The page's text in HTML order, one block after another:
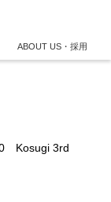
ABOUT US・採用
Kosugi 3rd